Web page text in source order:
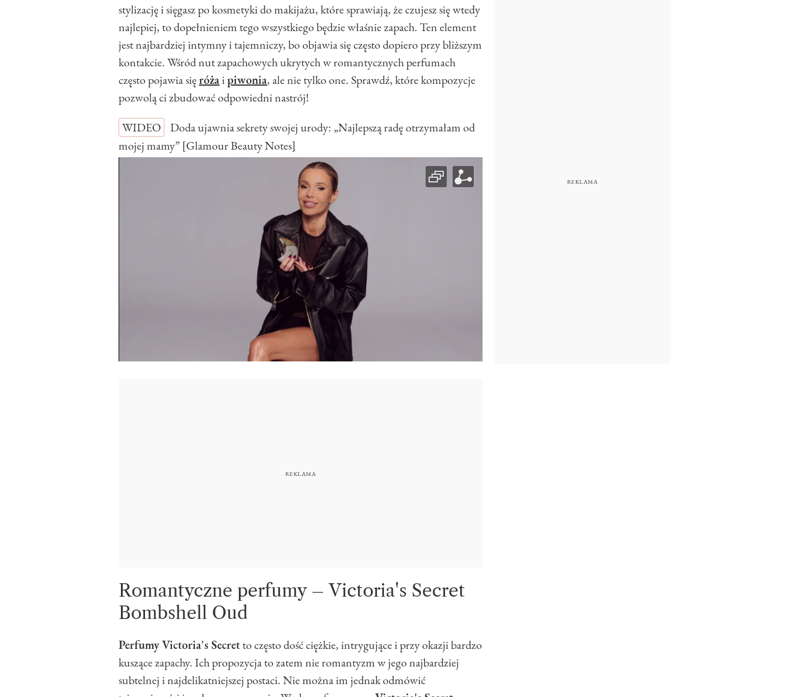
stylizację i sięgasz po kosmetyki do makijażu, które sprawiają, że czujesz się wtedy
najlepiej, to dopełnieniem tego wszystkiego będzie właśnie zapach. Ten element
jest najbardziej intymny i tajemniczy, bo objawia się często dopiero przy bliższym
kontakcie. Wśród nut zapachowych ukrytych w romantycznych perfumach
często pojawia sięróżaipiwonia, ale nie tylko one. Sprawdź, które kompozycje
pozwolą ci zbudować odpowiedni nastrój!
WIDEO
Doda ujawnia sekrety swojej urody: „Najlepszą radę otrzymałam od
mojej mamy” [Glamour Beauty Notes]
Romantyczne perfumy – Victoria's Secret
Bombshell Oud
Perfumy Victoria's Secretto często dość ciężkie, intrygujące i przy okazji bardzo
kuszące zapachy. Ich propozycja to zatem nie romantyzm w jego najbardziej
subtelnej i najdelikatniejszej postaci. Nie można im jednak odmówić